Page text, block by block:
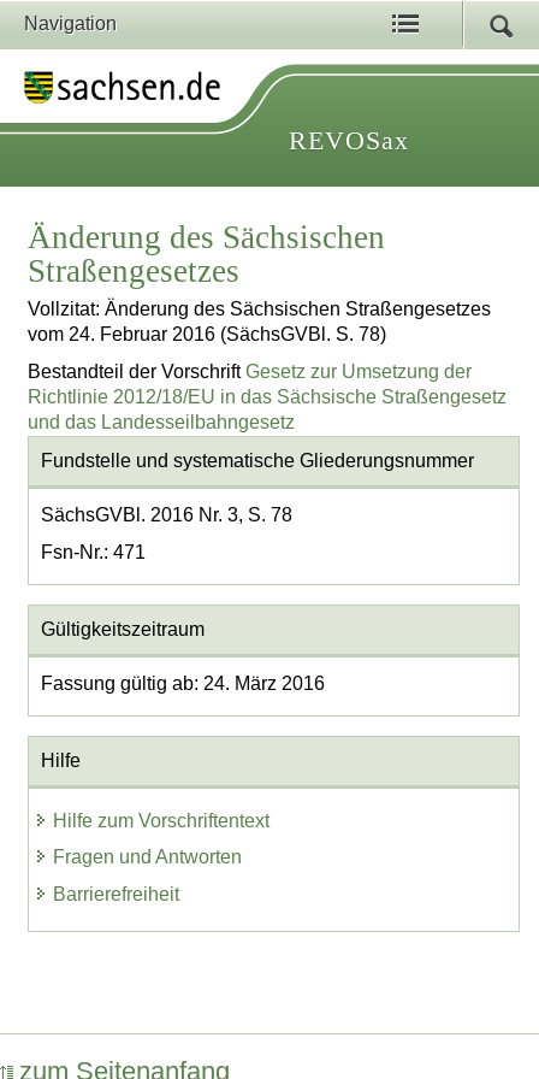
Navigation
REVOSax
Änderung des Sächsischen
Straßengesetzes
Vollzitat: Änderung des Sächsischen Straßengesetzes
vom 24. Februar 2016 (SächsGVBl. S. 78)
Bestandteil der VorschriftGesetz zur Umsetzung der
Richtlinie 2012/18/EU in das Sächsische Straßengesetz
und das Landesseilbahngesetz
Fundstelle und systematische Gliederungsnummer
SächsGVBl. 2016 Nr. 3, S. 78
Fsn-Nr.: 471
Gültigkeitszeitraum
Fassung gültig ab: 24. März 2016
Hilfe
Hilfe zum Vorschriftentext
Fragen und Antworten
Barrierefreiheit
zum Seitenanfang